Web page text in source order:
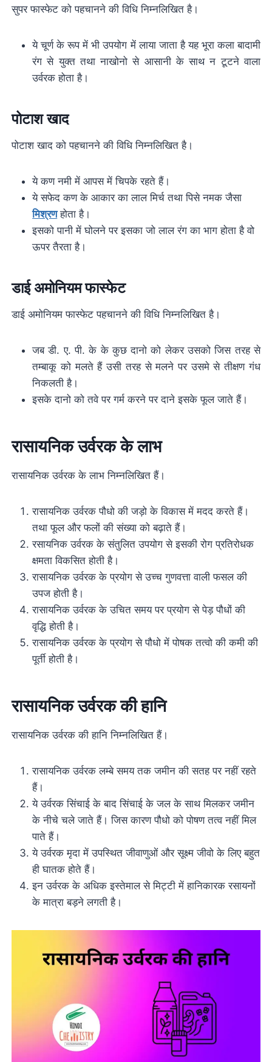
सुपर फास्फेट को पहचानने की विधि निम्नलिखित है।
ये चूर्ण के रूप में भी उपयोग में लाया जाता है यह भूरा कला बादामी
रंग से युक्त तथा नाखोनो से आसानी के साथ न टूटने वाला
उर्वरक होता है।
पोटाश खाद
पोटाश खाद को पहचानने की विधि निम्नलिखित है।
ये कण नमी में आपस में चिपके रहते हैं।
ये सफेद कण के आकार का लाल मिर्च तथा पिसे नमक जैसा
मिश्रणहोता है।
इसको पानी में घोलने पर इसका जो लाल रंग का भाग होता है वो
ऊपर तैरता है।
डाई अमोनियम फास्फेट
डाई अमोनियम फास्फेट पहचानने की विधि निम्नलिखित है।
जब डी. ए. पी. के के कुछ दानो को लेकर उसको जिस तरह से
तम्बाकू को मलते हैं उसी तरह से मलने पर उसमे से तीक्षण गंध
निकलती है।
इसके दानो को तवे पर गर्म करने पर दाने इसके फूल जाते हैं।
रासायनिक उर्वरक के लाभ
रासायनिक उर्वरक के लाभ निम्नलिखित हैं।
रासायनिक उर्वरक पौधो की जड़ो के विकास में मदद करते हैं।
तथा फूल और फलों की संख्या को बढ़ाते हैं।
रसायनिक उर्वरक के संतुलित उपयोग से इसकी रोग प्रतिरोधक
क्षमता विकसित होती है।
रासायनिक उर्वरक के प्रयोग से उच्च गुणवत्ता वाली फसल की
उपज होती है।
रासायनिक उर्वरक के उचित समय पर प्रयोग से पेड़ पौधों की
वृद्धि होती है।
रासायनिक उर्वरक के प्रयोग से पौधो में पोषक तत्वो की कमी की
पूर्ती होती है।
रासायनिक उर्वरक की हानि
रासायनिक उर्वरक की हानि निम्नलिखित हैं।
रासायनिक उर्वरक लम्बे समय तक जमीन की सतह पर नहीं रहते
हैं।
ये उर्वरक सिंचाई के बाद सिंचाई के जल के साथ मिलकर जमीन
के नीचे चले जाते हैं। जिस कारण पौधो को पोषण तत्व नहीं मिल
पाते हैं।
ये उर्वरक मृदा में उपस्थित जीवाणुओं और सूक्ष्म जीवो के लिए बहुत
ही घातक होते हैं।
इन उर्वरक के अधिक इस्तेमाल से मिट्टी में हानिकारक रसायनों
के मात्रा बड़ने लगती है।